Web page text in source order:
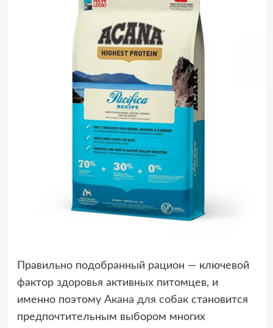
Правильно подобранный рацион — ключевой
фактор здоровья активных питомцев, и
именно поэтому Акана для собакстановится
предпочтительным выбором многих